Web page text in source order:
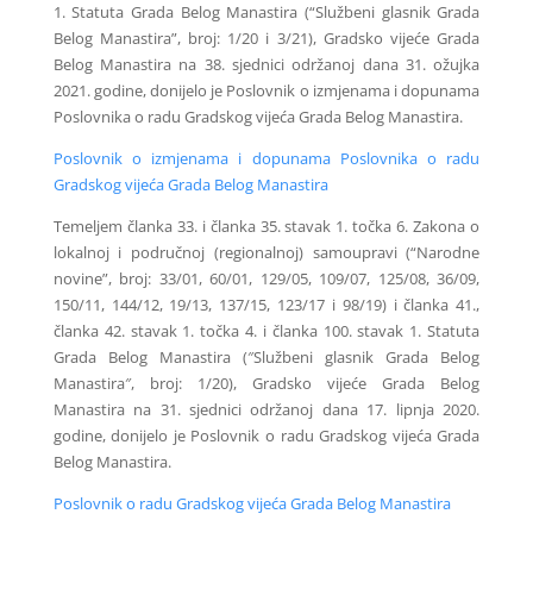
1. Statuta Grada Belog Manastira (“Službeni glasnik Grada
Belog Manastira”, broj: 1/20 i 3/21), Gradsko vijeće Grada
Belog Manastira na 38. sjednici održanoj dana 31. ožujka
2021. godine, donijelo je Poslovnik o izmjenama i dopunama
Poslovnika o radu Gradskog vijeća Grada Belog Manastira.
Poslovnik o izmjenama i dopunama Poslovnika o radu
Gradskog vijeća Grada Belog Manastira
Temeljem članka 33. i članka 35. stavak 1. točka 6. Zakona o
lokalnoj i područnoj (regionalnoj) samoupravi (“Narodne
novine”, broj: 33/01, 60/01, 129/05, 109/07, 125/08, 36/09,
150/11, 144/12, 19/13, 137/15, 123/17 i 98/19) i članka 41.,
članka 42. stavak 1. točka 4. i članka 100. stavak 1. Statuta
Grada Belog Manastira (″Službeni glasnik Grada Belog
Manastira″, broj: 1/20), Gradsko vijeće Grada Belog
Manastira na 31. sjednici održanoj dana 17. lipnja 2020.
godine, donijelo je Poslovnik o radu Gradskog vijeća Grada
Belog Manastira.
Poslovnik o radu Gradskog vijeća Grada Belog Manastira